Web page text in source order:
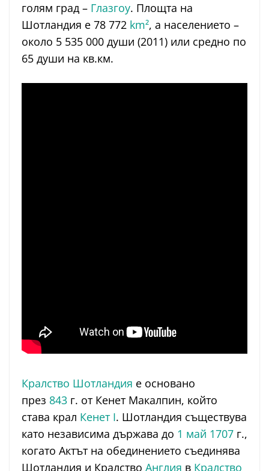
голям град – Глазгоу. Площта на
Шотландия е 78 772 km², а населението –
около 5 535 000 души (2011) или средно по
65 души на кв.км.
Кралство Шотландия е основано
през 843 г. от Кенет Макалпин, който
става крал Кенет I. Шотландия съществува
като независима държава до 1 май 1707 г.,
когато Актът на обединението съединява
Шотландия и Кралство Англия в Кралство